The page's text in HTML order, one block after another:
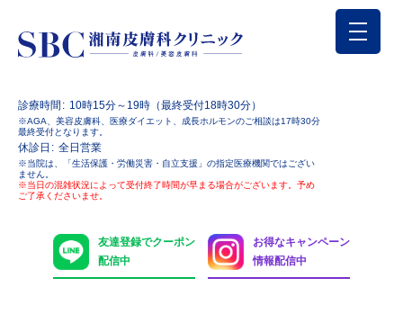
診療時間 10時15分～19時（最終受付18時30分）
※AGA、美容皮膚科、医療ダイエット、成長ホルモンのご相談は17時30分
最終受付となります。
休診日 全日営業
※当院は、「生活保護・労働災害・自立支援」の指定医療機関ではござい
ません。
※当日の混雑状況によって受付終了時間が早まる場合がございます。予め
ご了承くださいませ。
友達登録でクーポン
配信中
お得なキャンペーン
情報配信中